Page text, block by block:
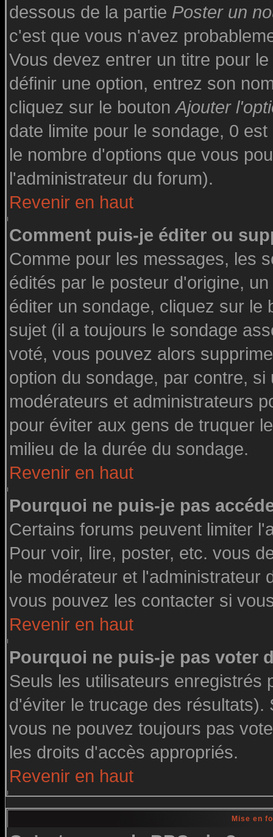
dessous de la partie Poster un
c'est que vous n'avez
Vous devez entrer un titre pour
définir une option, entrez son
cliquez sur le boutonAjouter
date limite pour le sondage, 0
le nombre d'options que vous
l'administrateur du forum).
Revenir en haut
Comment puis-je éditer ou
Comme pour les messages, les
édités par le posteur d'origine,
éditer un sondage, cliquez sur le
sujet (il a toujours le sondage
voté, vous pouvez alors
option du sondage, par contre,
modérateurs et administrateurs
pour éviter aux gens de truquer
milieu de la durée du sondage.
Revenir en haut
Pourquoi ne puis-je pas
Certains forums peuvent limiter
Pour voir, lire, poster, etc. vous
le modérateur et l'administrateur
vous pouvez les contacter si
Revenir en haut
Pourquoi ne puis-je pas voter
Seuls les utilisateurs enregistrés
d'éviter le trucage des
vous ne pouvez toujours pas
les droits d'accès appropriés.
Revenir en haut
Mise en